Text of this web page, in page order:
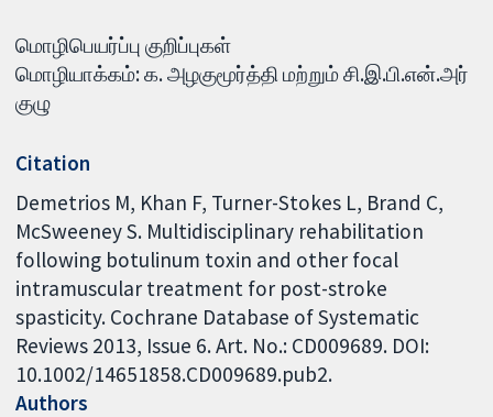
மொழிபெயர்ப்பு குறிப்புகள்
மொழியாக்கம்: க. அழகுமூர்த்தி மற்றும் சி.இ.பி.என்.அர்
குழு
Citation
Demetrios M, Khan F, Turner-Stokes L, Brand C,
McSweeney S. Multidisciplinary rehabilitation
following botulinum toxin and other focal
intramuscular treatment for post-stroke
spasticity. Cochrane Database of Systematic
Reviews 2013, Issue 6. Art. No.: CD009689. DOI:
10.1002/14651858.CD009689.pub2.
Authors